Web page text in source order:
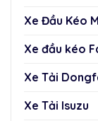
Xe Đầu Kéo
Xe đầu kéo
Xe Tải
Xe Tải Isuzu